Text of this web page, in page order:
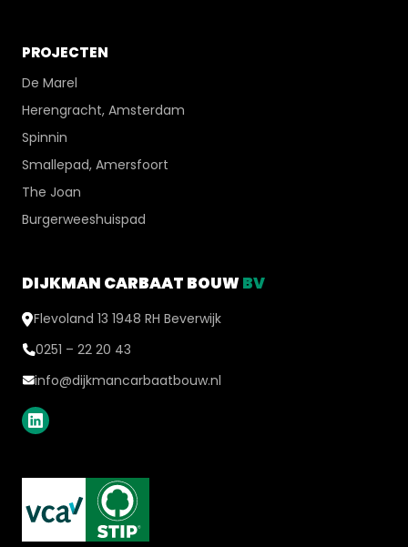
DIJKMAN CARBAAT BOUW BV
Flevoland 13 1948 RH Beverwijk
0251 – 22 20 43
info@dijkmancarbaatbouw.nl
PROJECTEN
De Marel
Herengracht, Amsterdam
Spinnin
Smallepad, Amersfoort
The Joan
Burgerweeshuispad